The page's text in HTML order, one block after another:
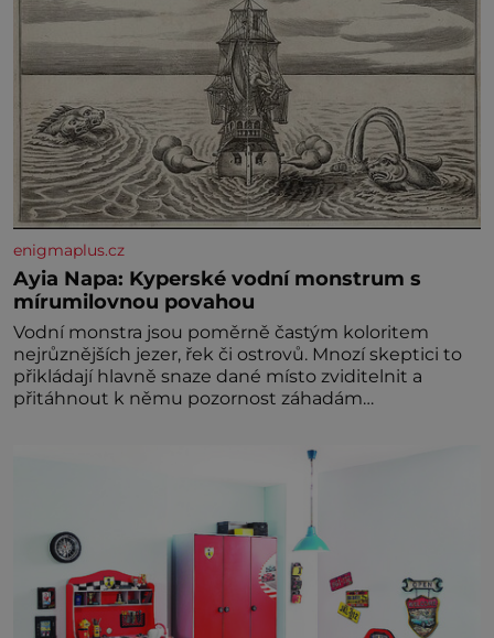
enigmaplus.cz
Ayia Napa: Kyperské vodní monstrum s
mírumilovnou povahou
Vodní monstra jsou poměrně častým koloritem
nejrůznějších jezer, řek či ostrovů. Mnozí skeptici to
přikládají hlavně snaze dané místo zviditelnit a
přitáhnout k němu pozornost záhadám